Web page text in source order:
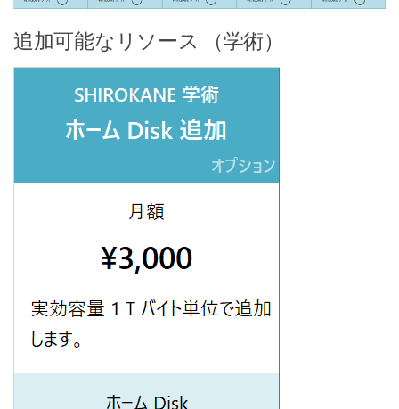
追加可能なリソース （学術）